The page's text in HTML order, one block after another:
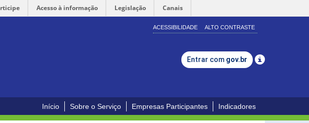
Acesso à informação Legislação Canais
ACESSIBILIDADE ALTO CONTRASTE
Entrar com gov.br
Início Sobre o Serviço Empresas Participantes Indicadores